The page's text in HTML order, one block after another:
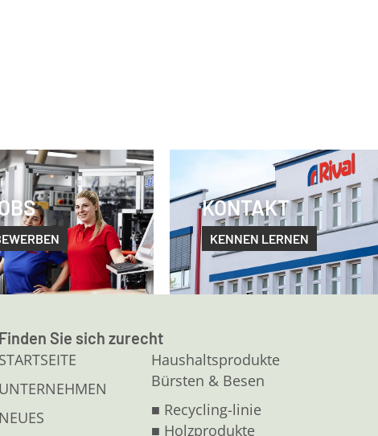
KONTAKT
KENNEN LERNEN
Finden Sie sich zurecht
STARTSEITE
UNTERNEHMEN
NEUES
Haushaltsprodukte
Bürsten & Besen
■ Recycling-linie
■ Holzprodukte